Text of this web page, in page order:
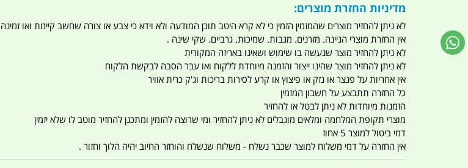
מדיניות החזרת מוצרים:
לא ניתן להחזיר מוצרים שהמזמין הזמין כי לא קרא היטב תוכן המודעה ולא וידא כי צבע או צורה שחשב קיימת ואו
אין החזרת מוצרי הגיינה. מזרנים. מגבות. שמיכות. גרביים. שקי שינה .
לא ניתן להחזיר מוצר שנעשה בו שימוש ושאינו באריזה המקורית
לא ניתן להחזיר מוצר שהינו ייצור והזמנה מיוחדת ללקוח ואו עבר הסבה לבקשת הלקוח
אין אחריות על פנצר או נזק או פיצוץ או קרע לסירות בריכות וג'ק כרית אוויר
כל החזרה תתבצע על חשבון המזמין
הזמנות מיוחדות לא ניתן לבטל או להחזיר
מוצרי תקופת המלחמה ומלאים מוגבלים לא ניתן להחזיר ומי שרוצה להזמין ומתכנן להחזיר מוטב לו שלא יזמין
דמי ביטול למוצר 5 אחוז
אין החזרה על דמי משלוח למוצר שכבר נשלח - משלוח שנשלח והוחזר החיוב יהיה הלוך וחזור .